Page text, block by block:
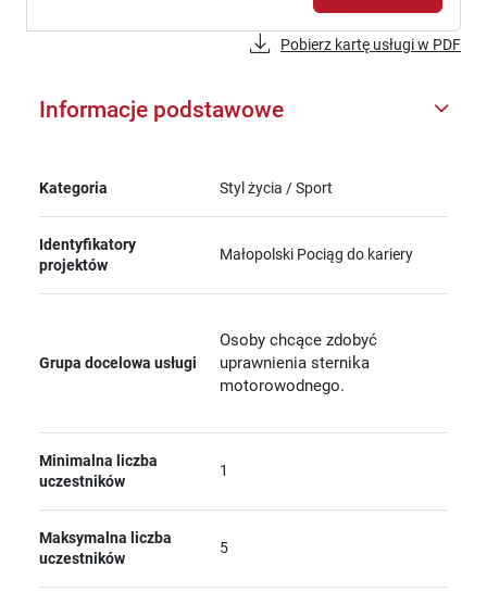
Pobierz kartę usługi w PDF
Informacje podstawowe
Kategoria Styl życia / Sport
Identyfikatory
projektów
Małopolski Pociąg do kariery
Grupa docelowa usługi
Osoby chcące zdobyć
uprawnienia sternika
motorowodnego.
Minimalna liczba
uczestników
1
Maksymalna liczba
uczestników
5